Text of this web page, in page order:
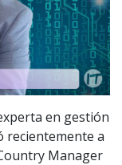
en gestión
recientemente a
Manager